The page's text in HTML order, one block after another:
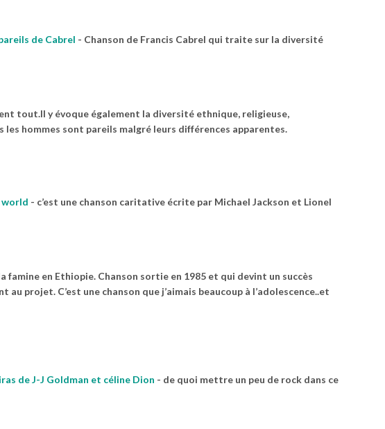
de Cabrel - Chanson de Francis Cabrel qui traite sur la diversité
tout.Il y évoque également la diversité ethnique, religieuse,
hommes sont pareils malgré leurs différences apparentes.
world - c’est une chanson caritative écrite par Michael Jackson et Lionel
en Ethiopie. Chanson sortie en 1985 et qui devint un succès
projet. C’est une chanson que j’aimais beaucoup à l’adolescence..et
de J-J Goldman et céline Dion - de quoi mettre un peu de rock dans ce